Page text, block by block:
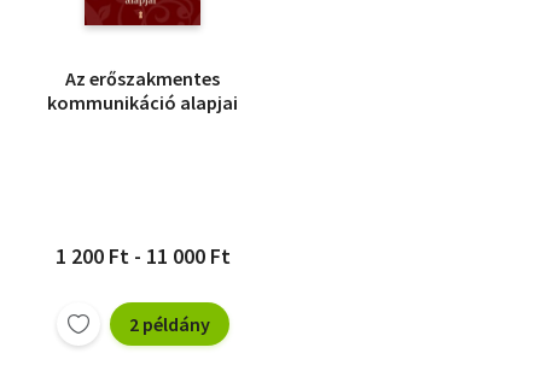
Az erőszakmentes
kommunikáció alapjai
1 200 Ft - 11 000 Ft
2 példány